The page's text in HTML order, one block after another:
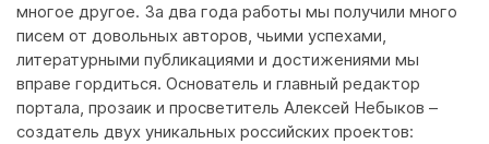
многое другое. За два года работы мы получили много
писем от довольных авторов, чьими успехами,
литературными публикациями и достижениями мы
вправе гордиться. Основатель и главный редактор
портала, прозаик и просветитель Алексей Небыков –
создатель двух уникальных российских проектов: